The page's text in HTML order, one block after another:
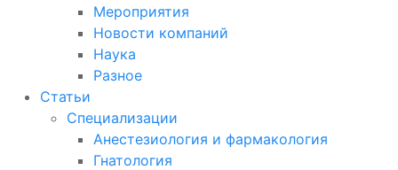
Мероприятия
Новости компаний
Наука
Разное
Статьи
Специализации
Анестезиология и фармакология
Гнатология